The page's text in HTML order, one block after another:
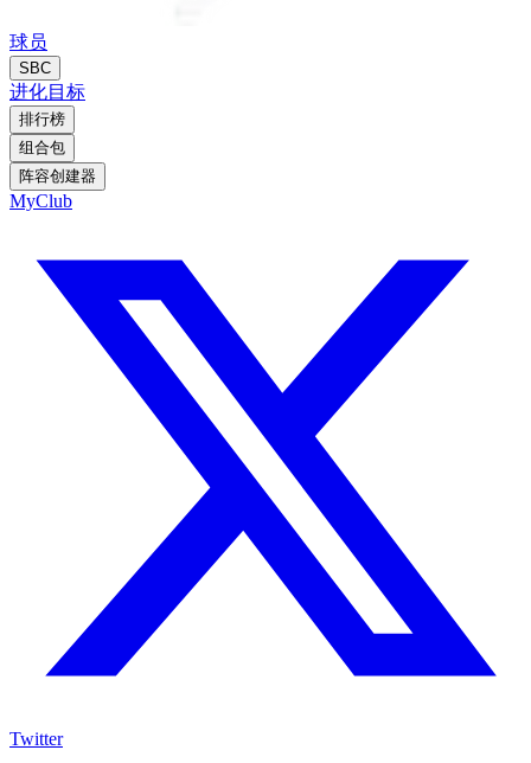
球员
SBC
进化目标
排行榜
组合包
阵容创建器
MyClub
Twitter